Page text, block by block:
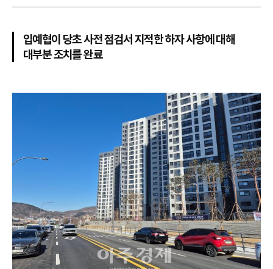
유
스
입예협이 당초 사전 점검서 지적한 하자 사항에 대해
대부분 조치를 완료